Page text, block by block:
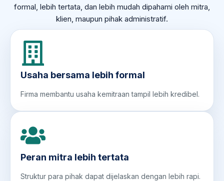
formal, lebih tertata, dan lebih mudah dipahami oleh mitra,
klien, maupun pihak administratif.
Usaha bersama lebih formal
Firma membantu usaha kemitraan tampil lebih kredibel.
Peran mitra lebih tertata
Struktur para pihak dapat dijelaskan dengan lebih rapi.